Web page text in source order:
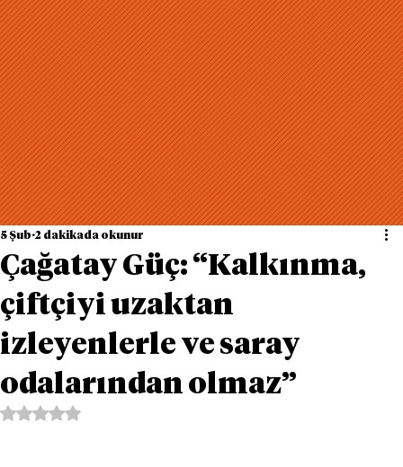
Çağatay Güç: “Kalkınma,
çiftçiyi uzaktan
izleyenlerle ve saray
odalarından olmaz”
5 Şub 2 dakikada okunur
5 üzerinden NaN yıldız